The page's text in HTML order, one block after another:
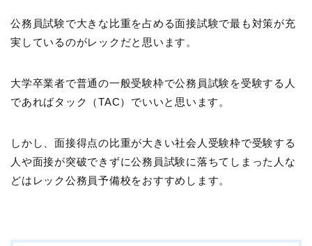
公務員試験で大きな比重を占める面接試験で最も対策が充
実しているのがレックだと思います。
大学卒業者で普通の一般受験枠で公務員試験を受験する人
であればタック（TAC）でいいと思います。
しかし、面接得点の比重が大きい社会人受験枠で受験する
人や面接が突破できずに公務員試験に落ちてしまった人な
どはレック公務員予備校をおすすめします。